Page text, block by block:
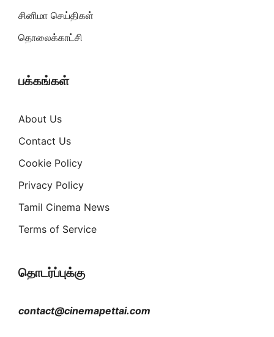
சினிமா செய்திகள்
தொலைக்காட்சி
பக்கங்கள்
About Us
Contact Us
Cookie Policy
Privacy Policy
Tamil Cinema News
Terms of Service
தொடர்ப்புக்கு
contact@cinemapettai.com